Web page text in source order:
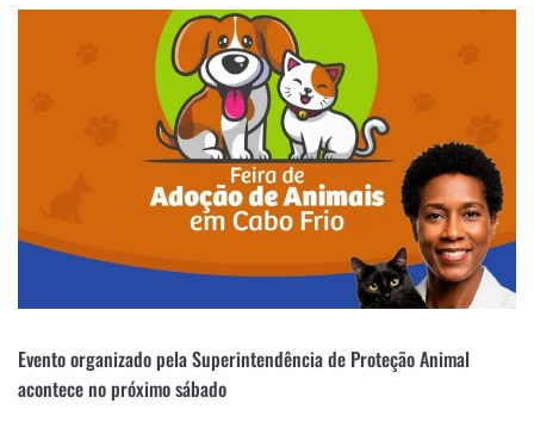
Evento organizado pela Superintendência de Proteção Animal
acontece no próximo sábado